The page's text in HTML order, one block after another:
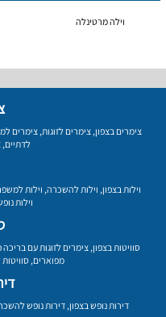
וילה מרטינלה
צימרים בצפון, צימרים לזוגות, צימרים
לדתיים,
וילות בצפון, וילות להשכרה, וילות
וילות
סוויטות בצפון,צימרים לזוגות עם
מפוארים,
דירות נופש בצפון, דירות נופש